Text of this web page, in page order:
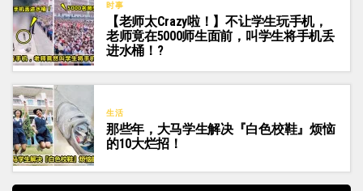
时事
【老师太Crazy啦！】不让学生玩手机，
老师竟在5000师生面前，叫学生将手机丢
进水桶！?
生活
那些年，大马学生解决『白色校鞋』烦恼
的10大烂招！